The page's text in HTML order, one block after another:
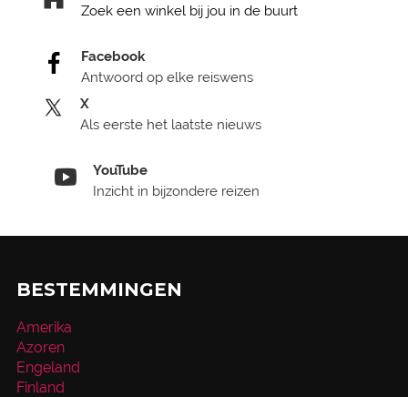
Zoek een winkel bij jou in de buurt
Facebook
Antwoord op elke reiswens
X
Als eerste het laatste nieuws
YouTube
Inzicht in bijzondere reizen
BESTEMMINGEN
Amerika
Azoren
Engeland
Finland